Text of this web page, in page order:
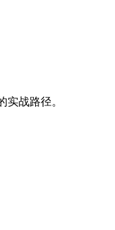
实战路径。